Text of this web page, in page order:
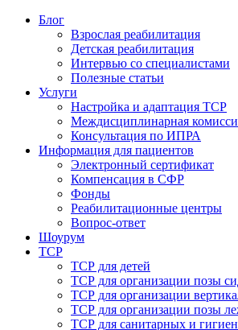
Блог
Взрослая реабилитация
Детская реабилитация
Интервью со специалистами
Полезные статьи
Услуги
Настройка и адаптация ТСР
Междисциплинарная
Консультация по ИПРА
Информация для пациентов
Электронный сертификат
Компенсация в СФР
Фонды
Реабилитационные центры
Вопрос-ответ
Шоурум
ТСР
ТСР для детей
ТСР для организации позы
ТСР для организации
ТСР для организации позы
ТСР для санитарных и